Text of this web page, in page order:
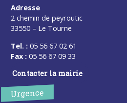
Adresse
2 chemin de peyroutic
33550 – Le Tourne
Tel. : 05 56 67 02 61
Fax : 05 56 67 09 33
Contacter la mairie
Urgence